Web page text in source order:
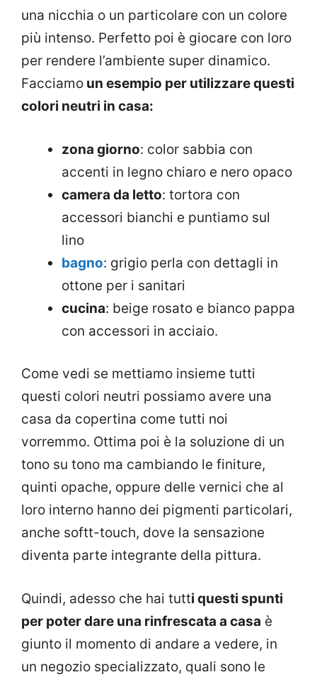
una nicchia o un particolare con un colore
più intenso. Perfetto poi è giocare con loro
per rendere l’ambiente super dinamico.
Facciamo un esempio per utilizzare questi
colori neutri in casa:
zona giorno: color sabbia con
accenti in legno chiaro e nero opaco
camera da letto: tortora con
accessori bianchi e puntiamo sul
lino
bagno: grigio perla con dettagli in
ottone per i sanitari
cucina: beige rosato e bianco pappa
con accessori in acciaio.
Come vedi se mettiamo insieme tutti
questi colori neutri possiamo avere una
casa da copertina come tutti noi
vorremmo. Ottima poi è la soluzione di un
tono su tono ma cambiando le finiture,
quinti opache, oppure delle vernici che al
loro interno hanno dei pigmenti particolari,
anche softt-touch, dove la sensazione
diventa parte integrante della pittura.
Quindi, adesso che hai tutti questi spunti
per poter dare una rinfrescata a casa è
giunto il momento di andare a vedere, in
un negozio specializzato, quali sono le